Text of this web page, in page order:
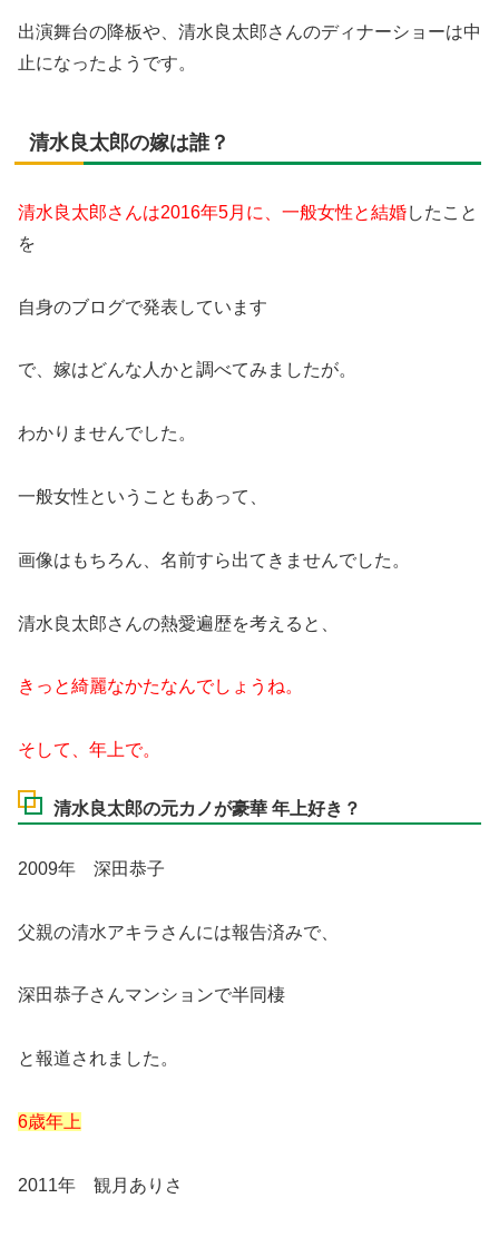
出演舞台の降板や、清水良太郎さんのディナーショーは中
止になったようです。
清水良太郎の嫁は誰？
清水良太郎さんは2016年5月に、一般女性と結婚したこと
を
自身のブログで発表しています
で、嫁はどんな人かと調べてみましたが。
わかりませんでした。
一般女性ということもあって、
画像はもちろん、名前すら出てきませんでした。
清水良太郎さんの熱愛遍歴を考えると、
きっと綺麗なかたなんでしょうね。
そして、年上で。
清水良太郎の元カノが豪華 年上好き？
2009年 深田恭子
父親の清水アキラさんには報告済みで、
深田恭子さんマンションで半同棲
と報道されました。
6歳年上
2011年 観月ありさ